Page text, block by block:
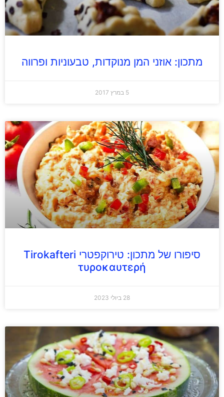
מתכון: אוזני המן מנוקדות, טבעוניות ופרווה
5 במרץ 2017
סיפורו של מתכון: טירוקפטרי Tirokafteri
τυροκαυτερή
28 ביולי 2023